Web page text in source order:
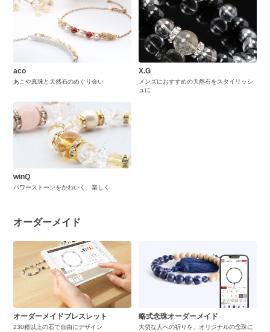
aco
あこや真珠と天然石のめぐり会い
X.G
メンズにおすすめの天然石をスタイリッシ
ュに
winQ
パワーストーンをかわいく、楽しく
オーダーメイド
オーダーメイドブレスレット
230種以上の石で自由にデザイン
略式念珠オーダーメイド
大切な人への祈りを、オリジナルの念珠に